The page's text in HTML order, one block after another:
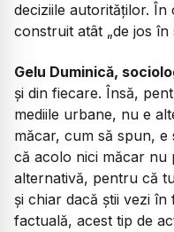
deciziile autorităților.
construit atât „de jos în
Gelu Duminică,
și din fiecare. Însă,
mediile urbane, nu e
măcar, cum să spun, e
că acolo nici măcar nu
alternativă, pentru că
și chiar dacă știi vezi în
factuală, acest tip de